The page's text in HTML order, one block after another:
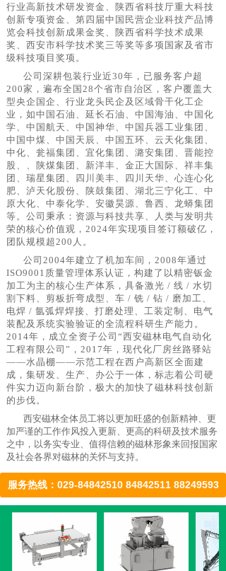
行业高新技术研发资金、陕西省科技厅重大科技
创新专项资金、第四届中国民营企业科技产品博
览会科技创新成果金奖、陕西省科学技术成果
奖、西安市科学技术奖三等奖等多项国家及省市
级科技项目奖项。
公司深耕包装行业近30年，已服务客户超
200家，遍布全国28个省市自治区，客户覆盖大
型央企 国企 、 行业龙头民企及区域骨干化工企
业，如中国石油、延长石油、中国海油、中国化
学、中国航天、中国神华、中国兵器工业集团、
中国中煤、中国天辰、中国五环、云天化集团、
中化、瓮福集团、宜化集团、潞安集团、晋能控
股、 、 陕煤集团、新洋丰、金正大国际、祥丰集
团、瑞星集团、
四川美丰、
四川天华、心连心化
肥、泸天化股份、陕鼓集团、湖北三宁化工、中
原大化、中泰化学、安徽昊源、鲁西、龙蟒集团
等。公司秉承：资源与科技共享、人类与发明共
荣的核心价值观， 2024年实现项目签订额破亿，
团队规模超200人。
公司 2004年建立了机加车间，2008年通过
ISO9001质量管理体系认证，构建了以精密钣金
加工为主的核心生产体系，具备激光 / 线 / 水切
割下料、剪板折弯成型、车 / 铣 / 钻 / 磨加工、
电焊 / 氩弧焊焊接、打磨处理、工装定制、电气
装配及系统实验验证的全流程科研生产能力。
2014年，成立全资子公司“西安磁林电气自动化
工程有限公司” ， 2017年，现代化厂房丝路驿站
——水晶棚——示范工程在西户高新区全面建
成，集研发、生产、办公于一体， 标志着公司硬
件实力迈向新台阶 ， 极大的加快了磁林科技创新
的步伐。
西安磁林全体员工将以更加旺盛的创新精神、更
加严谨的工作作风投入更新、更高的科研及技术服务
之中，以务实专业、值得信赖的磁林形象来回报国家
及社会各界对磁林的关怀与支持。
服务热线：029-84842510 84842511 88249593